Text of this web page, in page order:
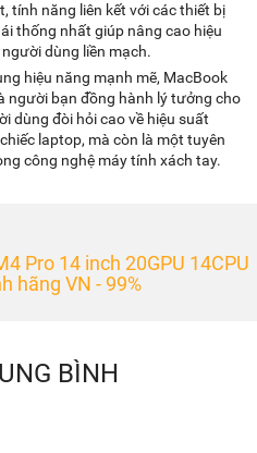
tính năng liên kết với các thiết bị
thống nhất giúp nâng cao hiệu
dùng liền mạch.
hiệu năng mạnh mẽ, MacBook
người bạn đồng hành lý tưởng cho
dùng đòi hỏi cao về hiệu suất
laptop, mà còn là một tuyên
công nghệ máy tính xách tay.
Pro 14 inch 20GPU 14CPU
hãng VN - 99%
BÌNH